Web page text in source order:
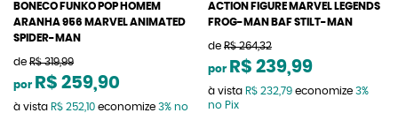
BONECO FUNKO POP HOMEM
ARANHA 956 MARVEL ANIMATED
SPIDER-MAN
de R$ 319,99
por R$ 259,90
à vista R$ 252,10 economize 3% no
ACTION FIGURE MARVEL LEGENDS
FROG-MAN BAF STILT-MAN
de R$ 264,32
por R$ 239,99
à vista R$ 232,79 economize 3%
no Pix